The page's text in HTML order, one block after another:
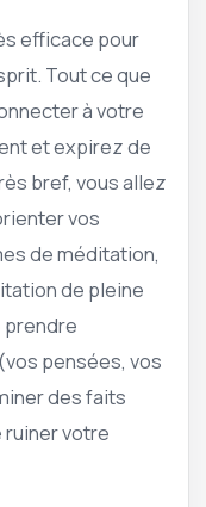
efficace pour
Tout ce que
à votre
et expirez de
bref, vous allez
vos
de méditation,
de pleine
prendre
pensées, vos
des faits
votre